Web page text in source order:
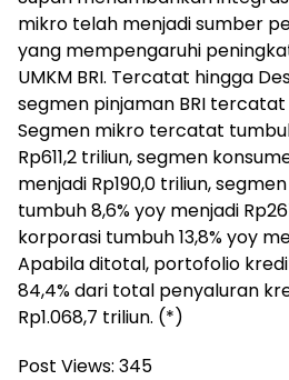
mikro telah menjadi sumber
yang mempengaruhi
UMKM BRI. Tercatat hingga
segmen pinjaman BRI
Segmen mikro tercatat
Rp611,2 triliun, segmen
menjadi Rp190,0 triliun,
tumbuh 8,6% yoy menjadi
korporasi tumbuh 13,8% yoy
Apabila ditotal, portofolio
84,4% dari total penyaluran
Rp1.068,7 triliun. (*)
Post Views: 345